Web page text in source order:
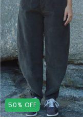
50% OFF